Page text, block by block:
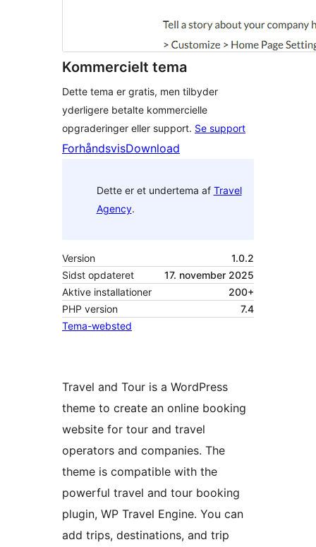
Kommercielt tema
Dette tema er gratis, men tilbyder
yderligere betalte kommercielle
opgraderinger eller support. Se support
ForhåndsvisDownload
Dette er et undertema af Travel
Agency.
Version
1.0.2
Sidst opdateret
17. november 2025
Aktive installationer
200+
PHP version
7.4
Tema-websted
Travel and Tour is a WordPress
theme to create an online booking
website for tour and travel
operators and companies. The
theme is compatible with the
powerful travel and tour booking
plugin, WP Travel Engine. You can
add trips, destinations, and trip